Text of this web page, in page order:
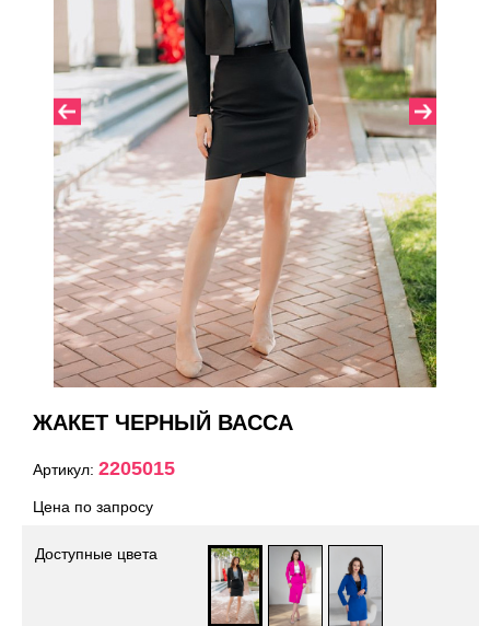
ЖАКЕТ ЧЕРНЫЙ ВАССА
Артикул: 2205015
Цена по запросу
Доступные цвета